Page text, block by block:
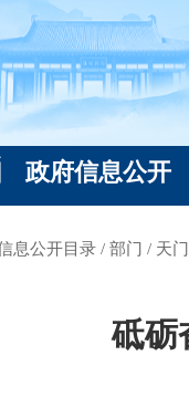
政府信息公开
息公开目录 / 部门 / 天
砥砺